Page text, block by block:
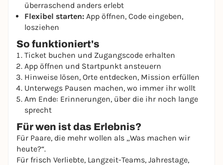
überraschend anders erlebt
Flexibel starten: App öffnen, Code eingeben,
losziehen
So funktioniert's
Ticket buchen und Zugangscode erhalten
App öffnen und Startpunkt ansteuern
Hinweise lösen, Orte entdecken, Mission erfüllen
Unterwegs Pausen machen, wo immer ihr wollt
Am Ende: Erinnerungen, über die ihr noch lange
sprecht
Für wen ist das Erlebnis?
Für Paare, die mehr wollen als „Was machen wir
heute?“.
Für frisch Verliebte, Langzeit-Teams, Jahrestage,